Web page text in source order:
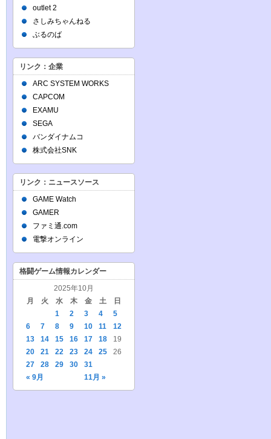
outlet 2
さしみちゃんねる
ぶるのば
リンク：企業
ARC SYSTEM WORKS
CAPCOM
EXAMU
SEGA
バンダイナムコ
株式会社SNK
リンク：ニュースソース
GAME Watch
GAMER
ファミ通.com
電撃オンライン
格闘ゲーム情報カレンダー
2025年10月
月
火 水 木 金 土 日
« 9月 11月 »
1 2 3 4
5
6
7 8 9 10 11
12
13
14 15 16 17 18
19
20
21 22 23 24 25
26
27
28 29 30 31